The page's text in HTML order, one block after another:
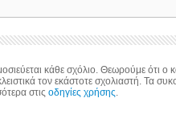
κάθε σχόλιο. Θεωρούμε ότι ο
τον εκάστοτε σχολιαστή. Τα
στιςοδηγίες χρήσης